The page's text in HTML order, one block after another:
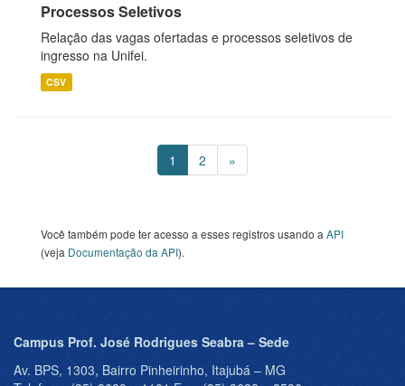
Processos Seletivos
Relação das vagas ofertadas e processos seletivos de
ingresso na Unifei.
CSV
1 2 »
Você também pode ter acesso a esses registros usando a API
(veja Documentação da API).
Campus Prof. José Rodrigues Seabra – Sede
Av. BPS, 1303, Bairro Pinheirinho, Itajubá – MG